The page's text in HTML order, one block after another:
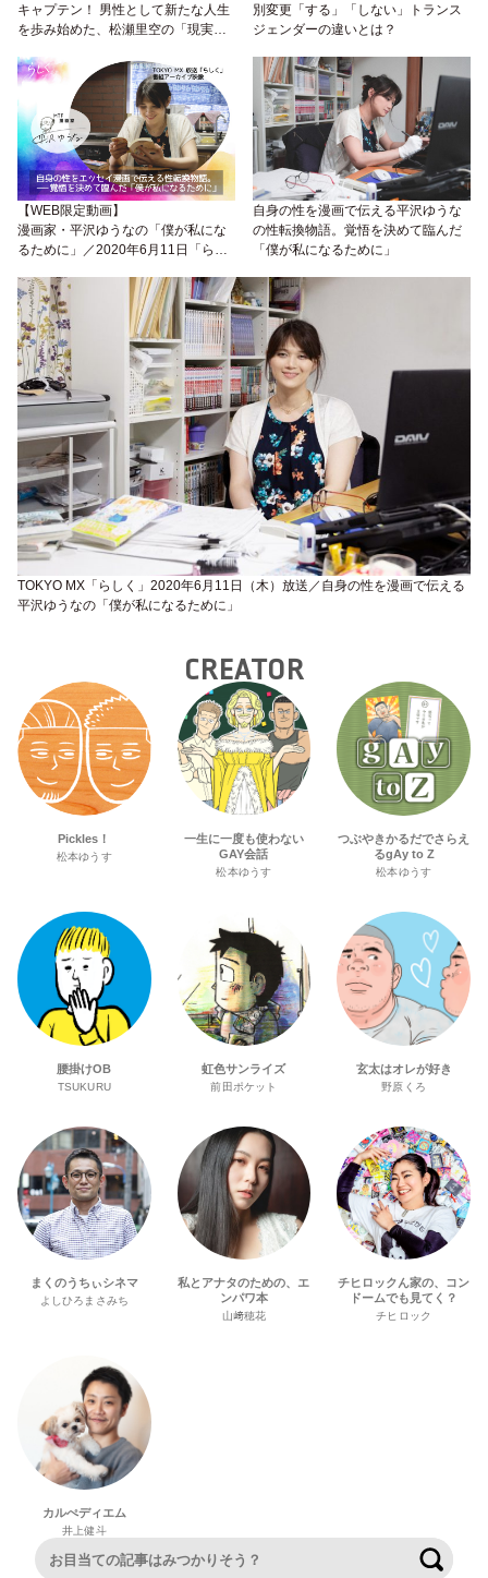
キャプテン！ 男性として新たな人生
を歩み始めた、松瀬里空の「現実を
別変更「する」「しない」トランス
ジェンダーの違いとは？
【WEB限定動画】
漫画家・平沢ゆうなの「僕が私にな
るために」／2020年6月11日「らし
像が公開
自身の性を漫画で伝える平沢ゆうな
の性転換物語。覚悟を決めて臨んだ
「僕が私になるために」
TOKYO MX「らしく」2020年6月11日（木）放送／自身の性を漫画で伝える
平沢ゆうなの「僕が私になるために」
CREATOR
Pickles！
松本ゆうす
一生に一度も使わない
GAY会話
松本ゆうす
つぶやきかるだでさらえ
るgAy to Z
松本ゆうす
腰掛けOB
TSUKURU
虹色サンライズ
前田ポケット
玄太はオレが好き
野原くろ
まくのうちぃシネマ
よしひろまさみち
私とアナタのための、エ
ンパワ本
山﨑穂花
チヒロックん家の、コン
ドームでも見てく？
チヒロック
カルぺディエム
井上健斗